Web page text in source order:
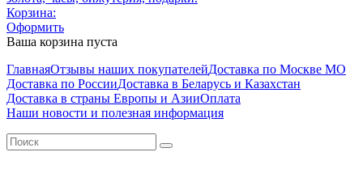
Корзина:
Оформить
Ваша корзина пуста
ГлавнаяОтзывы наших покупателейДоставка по Москве МО
Доставка по РоссииДоставка в Беларусь и Казахстан
Доставка в страны Европы и АзииОплата
Наши новости и полезная информация